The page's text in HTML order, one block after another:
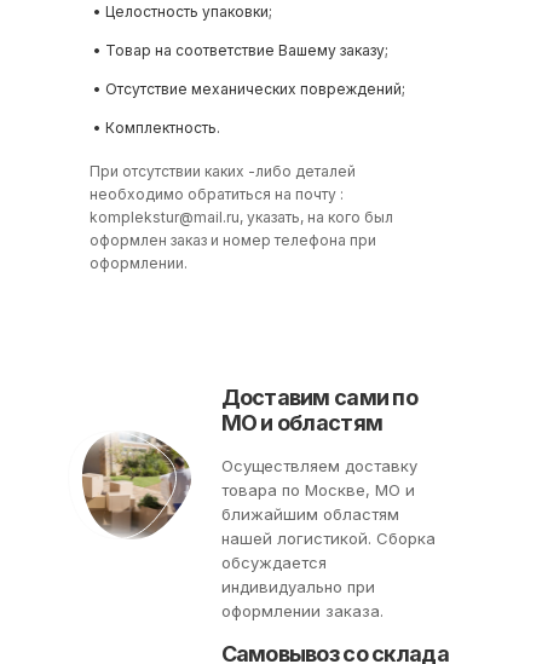
• Целостность упаковки;
• Товар на соответствие Вашему заказу;
• Отсутствие механических повреждений;
• Комплектность.
При отсутствии каких -либо деталей
необходимо обратиться на почту :
komplekstur@mail.ru, указать, на кого был
оформлен заказ и номер телефона при
оформлении.
Доставим сами по
МО и областям
Осуществляем доставку
товара по Москве, МО и
ближайшим областям
нашей логистикой. Сборка
обсуждается
индивидуально при
оформлении заказа.
Самовывоз со склада